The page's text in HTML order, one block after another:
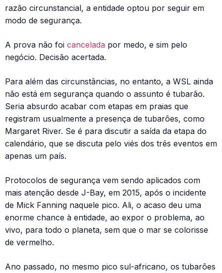
razão circunstancial, a entidade optou por seguir em
modo de segurança.
A prova não foi cancelada por medo, e sim pelo
negócio. Decisão acertada.
Para além das circunstâncias, no entanto, a WSL ainda
não está em segurança quando o assunto é tubarão.
Seria absurdo acabar com etapas em praias que
registram usualmente a presença de tubarões, como
Margaret River. Se é para discutir a saída da etapa do
calendário, que se discuta pelo viés dos três eventos em
apenas um país.
Protocolos de segurança vem sendo aplicados com
mais atenção desde J-Bay, em 2015, após o incidente
de Mick Fanning naquele pico. Ali, o acaso deu uma
enorme chance à entidade, ao expor o problema, ao
vivo, para todo o planeta, sem que o mar se colorisse
de vermelho.
Ano passado, no mesmo pico sul-africano, os tubarões